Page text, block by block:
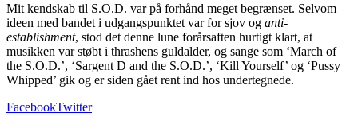
Mit kendskab til S.O.D. var på forhånd meget begrænset. Selvom
ideen med bandet i udgangspunktet var for sjov og anti-
establishment, stod det denne lune forårsaften hurtigt klart, at
musikken var støbt i thrashens guldalder, og sange som ‘March of
the S.O.D.’, ‘Sargent D and the S.O.D.’, ‘Kill Yourself’ og ‘Pussy
Whipped’ gik og er siden gået rent ind hos undertegnede.
FacebookTwitter